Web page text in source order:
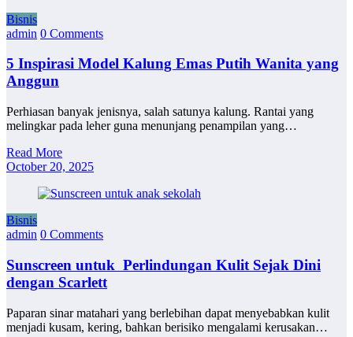
Bisnis
admin 0 Comments
5 Inspirasi Model Kalung Emas Putih Wanita yang
Anggun
Perhiasan banyak jenisnya, salah satunya kalung. Rantai yang
melingkar pada leher guna menunjang penampilan yang…
Read More
October 20, 2025
Bisnis
admin 0 Comments
Sunscreen untuk Perlindungan Kulit Sejak Dini
dengan Scarlett
Paparan sinar matahari yang berlebihan dapat menyebabkan kulit
menjadi kusam, kering, bahkan berisiko mengalami kerusakan…